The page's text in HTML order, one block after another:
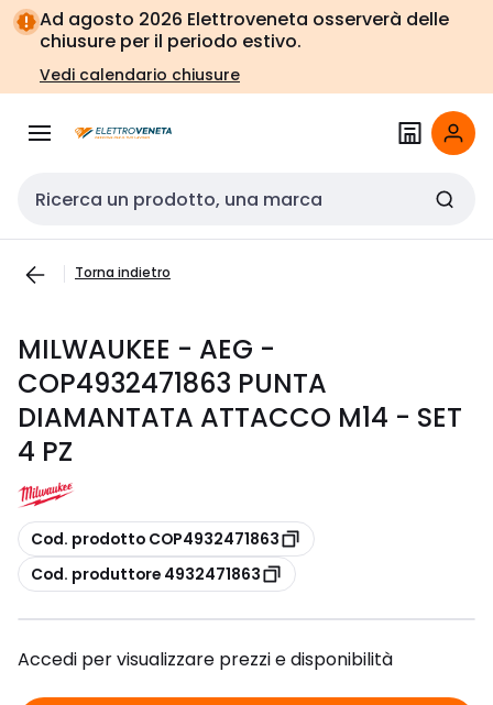
Vai alla
navigazione
Vai
alla
pagina
Ad agosto 2026 Elettroveneta osserverà delle
chiusure per il periodo estivo.
Vedi calendario chiusure
Cerca input
Torna indietro
MILWAUKEE - AEG -
COP4932471863 PUNTA
DIAMANTATA ATTACCO M14 - SET
4 PZ
copia
Cod. prodotto COP4932471863
copia
Cod. produttore 4932471863
Accedi per visualizzare prezzi e disponibilità